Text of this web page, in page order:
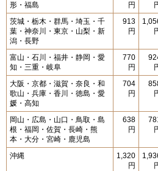
形・福島
円
茨城・栃木・群馬・埼玉・千
葉・神奈川・東京・山梨・新
潟・長野
913
円
富山・石川・福井・静岡・愛
知・三重・岐阜
770
円
大阪・京都・滋賀・奈良・和
歌山・兵庫・香川・徳島・愛
媛・高知
704
円
岡山・広島・山口・鳥取・島
根・福岡・佐賀・長崎・熊
本・大分・宮崎・鹿児島
638
円
沖縄
1,320
円